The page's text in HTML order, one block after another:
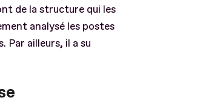
de la structure qui les
analysé les postes
Par ailleurs, il a su